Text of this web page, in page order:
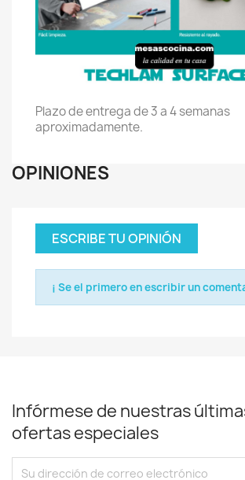
Plazo de entrega de 3 a 4 semanas
aproximadamente.
OPINIONES
ESCRIBE TU OPINIÓN
¡ Se el primero en escribir un
Infórmese de nuestras
ofertas especiales